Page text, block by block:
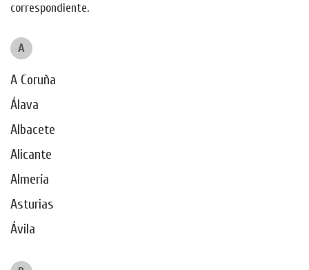
correspondiente.
A
A Coruña
Álava
Albacete
Alicante
Almería
Asturias
Ávila